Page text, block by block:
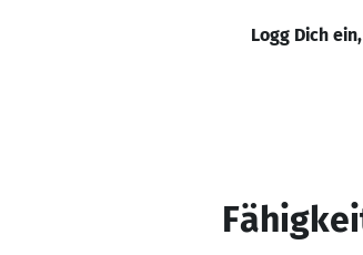
Logg Dich